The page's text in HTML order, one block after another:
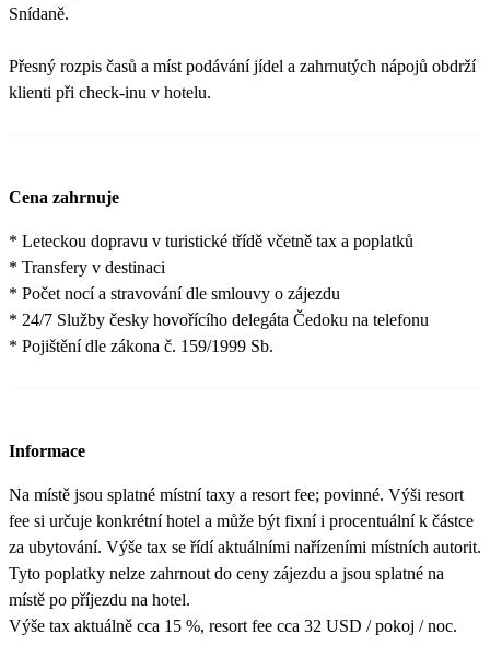
Snídaně.
Přesný rozpis časů a míst podávání jídel a zahrnutých nápojů obdrží
klienti při check-inu v hotelu.
Cena zahrnuje
* Leteckou dopravu v turistické třídě včetně tax a poplatků
* Transfery v destinaci
* Počet nocí a stravování dle smlouvy o zájezdu
* 24/7 Služby česky hovořícího delegáta Čedoku na telefonu
* Pojištění dle zákona č. 159/1999 Sb.
Informace
Na místě jsou splatné místní taxy a resort fee; povinné. Výši resort
fee si určuje konkrétní hotel a může být fixní i procentuální k částce
za ubytování. Výše tax se řídí aktuálními nařízeními místních autorit.
Tyto poplatky nelze zahrnout do ceny zájezdu a jsou splatné na
místě po příjezdu na hotel.
Výše tax aktuálně cca 15 %, resort fee cca 32 USD / pokoj / noc.